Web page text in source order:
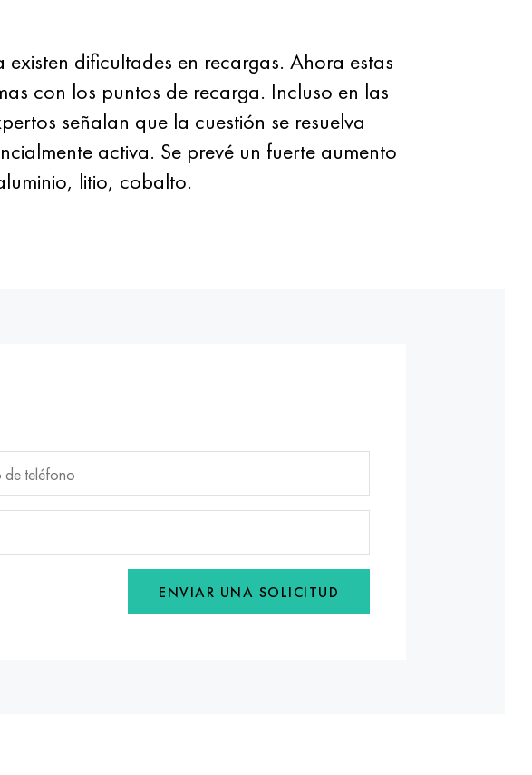
dificultades en recargas. Ahora estas
con los puntos de recarga. Incluso en las
señalan que la cuestión se resuelva
activa. Se prevé un fuerte aumento
litio, cobalto.
ENVIAR UNA SOLICITUD